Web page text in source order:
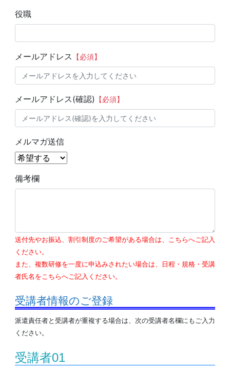
役職
メールアドレス 【必須】
メールアドレス(確認) 【必須】
メルマガ送信
備考欄
送付先やお振込、割引制度のご希望がある場合は、こちらへご記入
ください。
また、複数研修を一度に申込みされたい場合は、日程・規格・受講
者氏名をこちらへご記入ください。
受講者情報のご登録
派遣責任者と受講者が重複する場合は、次の受講者名欄にもご入力
ください。
受講者01